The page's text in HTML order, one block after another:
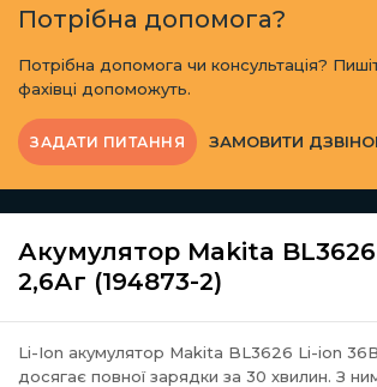
Потрібна допомога?
Потрібна допомога чи консультація?
фахівці допоможуть.
ЗАДАТИ ПИТАННЯ ЗАМОВИТИ
Акумулятор Makita
2,6Аг (194873-2)
Li-Ion акумулятор Makita BL3626 Li-ion
досягає повної зарядки за 30 хвилин. З